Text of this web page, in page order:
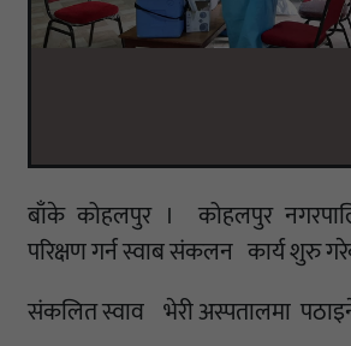
बाँके कोहलपुर । कोहलपुर
परिक्षण गर्न स्वाब संकलन कार्य शुरु
संकलित स्वाव भेरी अस्पतालमा